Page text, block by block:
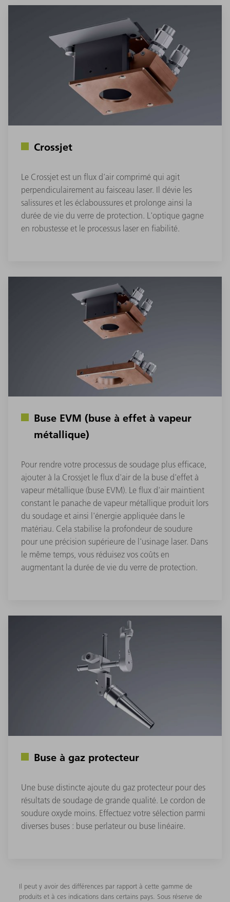
Crossjet
Le Crossjet est un flux d'air comprimé qui agit
perpendiculairement au faisceau laser. Il dévie les
salissures et les éclaboussures et prolonge ainsi la
durée de vie du verre de protection. L'optique gagne
en robustesse et le processus laser en fiabilité.
Buse EVM (buse à effet à vapeur
métallique)
Pour rendre votre processus de soudage plus efficace,
ajouter à la Crossjet le flux d'air de la buse d'effet à
vapeur métallique (buse EVM). Le flux d'air maintient
constant le panache de vapeur métallique produit lors
du soudage et ainsi l'énergie appliquée dans le
matériau. Cela stabilise la profondeur de soudure
pour une précision supérieure de l'usinage laser. Dans
le même temps, vous réduisez vos coûts en
augmentant la durée de vie du verre de protection.
Buse à gaz protecteur
Une buse distincte ajoute du gaz protecteur pour des
résultats de soudage de grande qualité. Le cordon de
soudure oxyde moins. Effectuez votre sélection parmi
diverses buses : buse perlateur ou buse linéaire.
Il peut y avoir des différences par rapport à cette gamme de
produits et à ces indications dans certains pays. Sous réserve de